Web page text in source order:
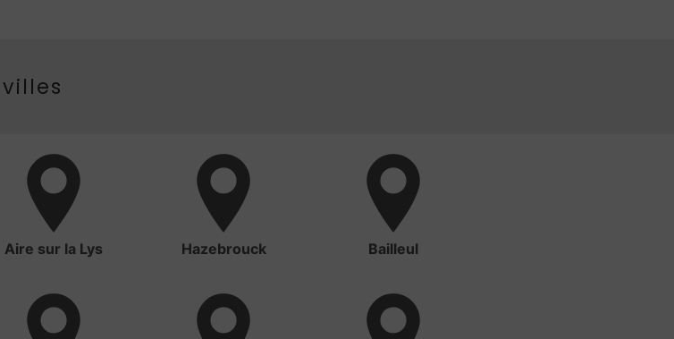
Aire sur la Lys Hazebrouck Bailleul